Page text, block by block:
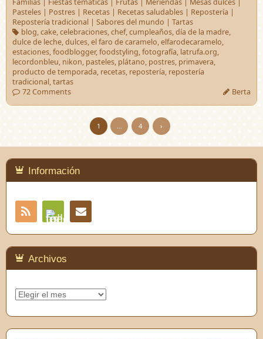
Pasteles | Postres | Recetas | Recetas saludables | Repostería |
Repostería tradicional | Sabores del mundo | Tartas
blog,cake,celebraciones,chef,cumpleaños,día de la madre,
dulce de leche,dulces,el faro de caramelo,elfarodecaramelo,
estaciones,foodblogger,foodstyling,fotografía, latrufa.org,
lecordonbleu, nikon, pasteles, plátano, postres, primavera,
producto de temporada, recetas, repostería, repostería
tradicional,tartas
72 Comments
Berta
1 4 ›
Información
RSS
Feedly
Archivos
Archivos